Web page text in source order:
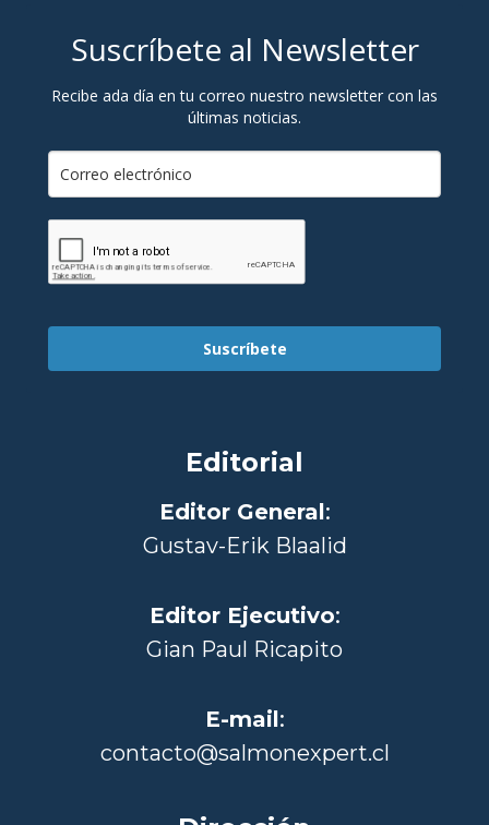
Suscríbete al Newsletter
Recibe ada día en tu correo nuestro newsletter con las
últimas noticias.
Suscríbete
Editorial
Editor General:
Gustav-Erik Blaalid
Editor Ejecutivo:
Gian Paul Ricapito
E-mail:
contacto@salmonexpert.cl